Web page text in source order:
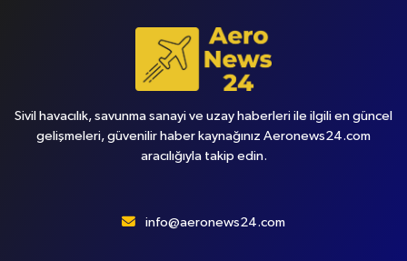
Sivil havacılık, savunma sanayi ve uzay haberleri ile ilgili en güncel
gelişmeleri, güvenilir haber kaynağınız Aeronews24.com
aracılığıyla takip edin.
info@aeronews24.com